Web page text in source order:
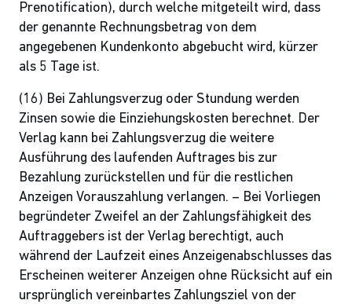
Prenotification), durch welche mitgeteilt wird, dass
der genannte Rechnungsbetrag von dem
angegebenen Kundenkonto abgebucht wird, kürzer
als 5 Tage ist.
(16) Bei Zahlungsverzug oder Stundung werden
Zinsen sowie die Einziehungskosten berechnet. Der
Verlag kann bei Zahlungsverzug die weitere
Ausführung des laufenden Auftrages bis zur
Bezahlung zurückstellen und für die restlichen
Anzeigen Vorauszahlung verlangen. – Bei Vorliegen
begründeter Zweifel an der Zahlungsfähigkeit des
Auftraggebers ist der Verlag berechtigt, auch
während der Laufzeit eines Anzeigenabschlusses das
Erscheinen weiterer Anzeigen ohne Rücksicht auf ein
ursprünglich vereinbartes Zahlungsziel von der